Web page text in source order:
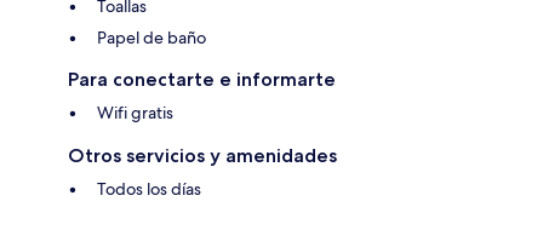
Toallas
Papel de baño
Para conectarte e informarte
Wifi gratis
Otros servicios y amenidades
Todos los días